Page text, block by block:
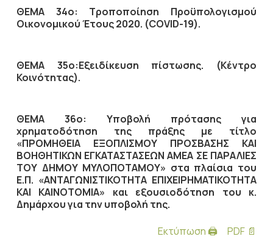
ΘΕΜΑ 34ο: Τροποποίηση Προϋπολογισμού
Οικονομικού Έτους 2020. (COVID-19).
ΘΕΜΑ 35ο:Εξειδίκευση πίστωσης. (Κέντρο
Κοινότητας).
ΘΕΜΑ 36ο: Υποβολή πρότασης για
χρηματοδότηση της πράξης με τίτλο
«ΠΡΟΜΗΘΕΙΑ ΕΞΟΠΛΙΣΜΟΥ ΠΡΟΣΒΑΣΗΣ ΚΑΙ
ΒΟΗΘΗΤΙΚΩΝ ΕΓΚΑΤΑΣΤΑΣΕΩΝ ΑΜΕΑ ΣΕ ΠΑΡΑΛΙΕΣ
ΤΟΥ ΔΗΜΟΥ ΜΥΛΟΠΟΤΑΜΟΥ» στα πλαίσια του
Ε.Π. «ΑΝΤΑΓΩΝΙΣΤΙΚΟΤΗΤΑ ΕΠΙΧΕΙΡΗΜΑΤΙΚΟΤΗΤΑ
ΚΑΙ ΚΑΙΝΟΤΟΜΙΑ» και εξουσιοδότηση του κ.
Δημάρχου για την υποβολή της.
Εκτύπωση 🖨
PDF 📄